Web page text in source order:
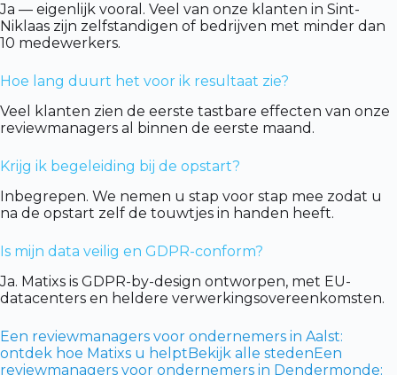
Ja — eigenlijk vooral. Veel van onze klanten in Sint-
Niklaas zijn zelfstandigen of bedrijven met minder dan
10 medewerkers.
Hoe lang duurt het voor ik resultaat zie?
Veel klanten zien de eerste tastbare effecten van onze
reviewmanagers al binnen de eerste maand.
Krijg ik begeleiding bij de opstart?
Inbegrepen. We nemen u stap voor stap mee zodat u
na de opstart zelf de touwtjes in handen heeft.
Is mijn data veilig en GDPR-conform?
Ja. Matixs is GDPR-by-design ontworpen, met EU-
datacenters en heldere verwerkingsovereenkomsten.
Een reviewmanagers voor ondernemers in Aalst:
ontdek hoe Matixs u helptBekijk alle stedenEen
reviewmanagers voor ondernemers in Dendermonde: